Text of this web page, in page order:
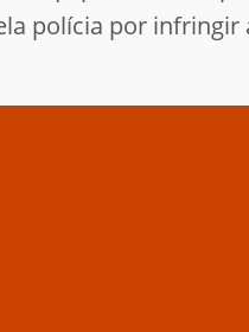
polícia por infringir